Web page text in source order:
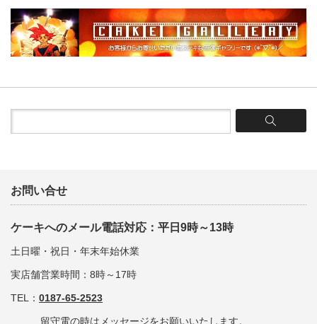
お問い合せ
ケーキへのメール電話対応：平日9時～13時
土日曜・祝日・年末年始休業
実店舗営業時間：8時～17時
TEL： 0187-65-2523
留守電の時はメッセージをお願いいたします。